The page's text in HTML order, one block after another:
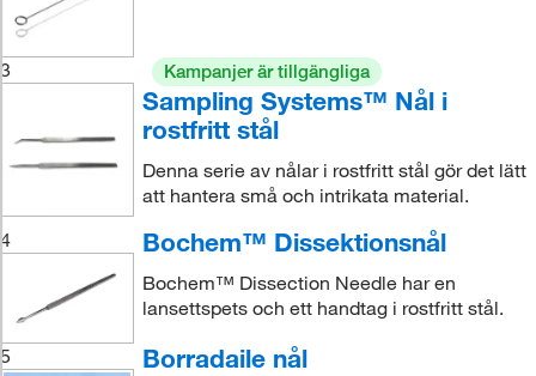
3 Kampanjer är tillgängliga
Sampling Systems™ Nål i
rostfritt stål
Denna serie av nålar i rostfritt stål gör det lätt
att hantera små och intrikata material.
4
Bochem™ Dissektionsnål
Bochem™ Dissection Needle har en
lansettspets och ett handtag i rostfritt stål.
5 Borradaile nål